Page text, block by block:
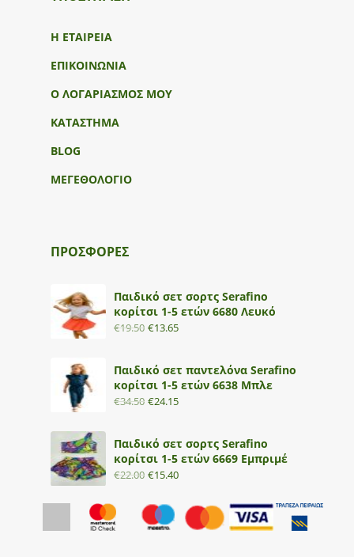
Η ΕΤΑΙΡΕΙΑ
ΕΠΙΚΟΙΝΩΝΙΑ
Ο ΛΟΓΑΡΙΑΣΜΟΣ ΜΟΥ
ΚΑΤΑΣΤΗΜΑ
BLOG
ΜΕΓΕΘΟΛΟΓΙΟ
ΠΡΟΣΦΟΡΕΣ
Παιδικό σετ σορτς Serafino
κορίτσι 1-5 ετών 6680 Λευκό
€19.50 €13.65
Παιδικό σετ παντελόνα Serafino
κορίτσι 1-5 ετών 6638 Μπλε
€34.50 €24.15
Παιδικό σετ σορτς Serafino
κορίτσι 1-5 ετών 6669 Εμπριμέ
€22.00 €15.40